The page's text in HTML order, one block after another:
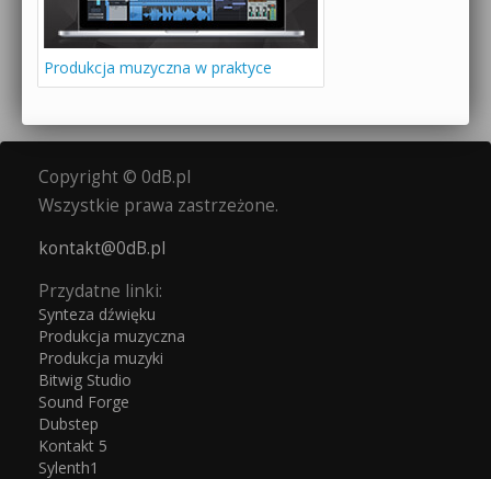
Produkcja muzyczna w praktyce
Copyright © 0dB.pl
Wszystkie prawa zastrzeżone.
kontakt@0dB.pl
Przydatne linki:
Synteza dźwięku
Produkcja muzyczna
Produkcja muzyki
Bitwig Studio
Sound Forge
Dubstep
Kontakt 5
Sylenth1